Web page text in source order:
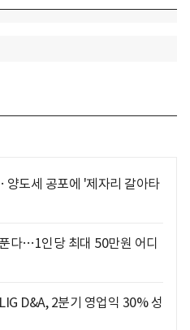
도세 공포에 '제자리 갈아타
다…1인당 최대 50만원 어디
D&A, 2분기 영업익 30% 성